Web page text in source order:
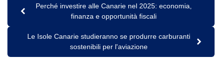
Perché investire alle Canarie nel 2025: economia,
finanza e opportunità fiscali
Le Isole Canarie studieranno se produrre carburanti
sostenibili per l'aviazione